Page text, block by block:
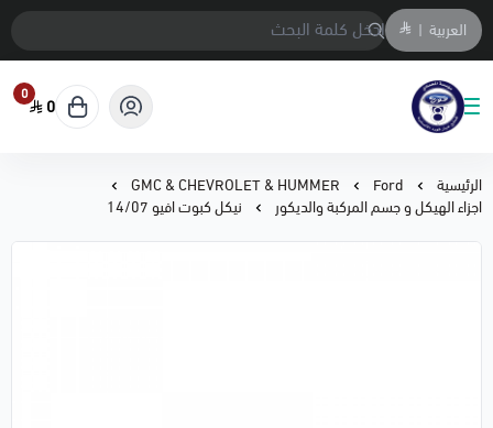
العربية |
متجر المحمادي لقطع السيارات
0
0
الرئيسية Ford
GMC & CHEVROLET & HUMMER
اجزاء الهيكل و جسم المركبة والديكور
نيكل كبوت افيو 14/07